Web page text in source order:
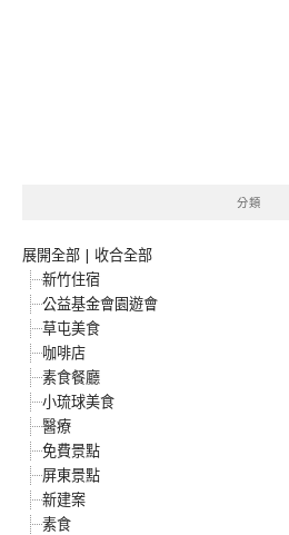
分類
展開全部 | 收合全部
新竹住宿
公益基金會園遊會
草屯美食
咖啡店
素食餐廳
小琉球美食
醫療
免費景點
屏東景點
新建案
素食